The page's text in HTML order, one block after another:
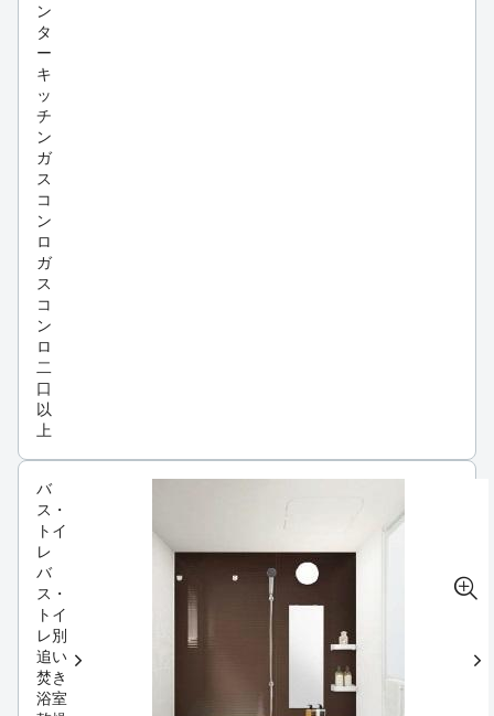
ン
タ
ー
キ
ッ
チ
ン
ガ
ス
コ
ン
ロ
ガ
ス
コ
ン
ロ
二
口
以
上
バ
ス・
トイ
レ
バ
ス・
トイ
レ別
追い
焚き
浴室